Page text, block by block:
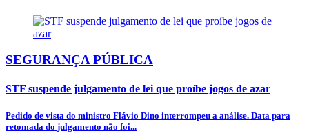
SEGURANÇA PÚBLICA
STF suspende julgamento de lei que proíbe jogos de azar
Pedido de vista do ministro Flávio Dino interrompeu a análise. Data para
retomada do julgamento não foi...